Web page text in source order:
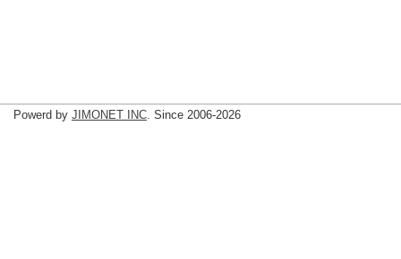
Powerd by JIMONET INC. Since 2006-2026